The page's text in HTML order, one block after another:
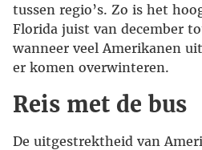
tussen regio’s. Zo is het
Florida juist van december
wanneer veel Amerikanen
er komen overwinteren.
Reis met de bus
De uitgestrektheid van